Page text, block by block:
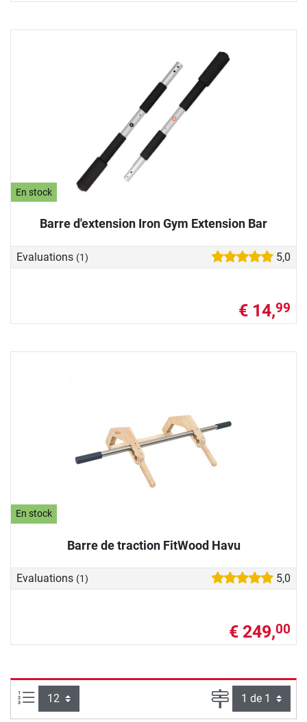
En stock
Barre d'extension Iron Gym Extension Bar
Evaluations (1) 5,0
€ 14,99
En stock
Barre de traction FitWood Havu
Evaluations (1) 5,0
€ 249,00
Articles par page : Page